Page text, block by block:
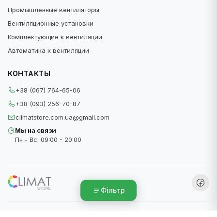
Также бытовые вентиляторы используют в
жару. В отличие от кондиционера, они не
около вентилятора прохладно.
Виды бытовых вентиляторов
На современном рынке существует большое
количество разных моделей бытовых
вентиляционных систем. Они отличаются
работы бытовые вентиляторы разделяют на
осевые и центробежные:
Промышленные вентиляторы
Вентиляционные установки
Комплектующие к вентиляции
Автоматика к вентиляции
КОНТАКТЫ
+38 (067) 764-65-06
+38 (093) 256-70-87
climatstore.com.ua@gmail.com
Мы на связи
Пн - Вс: 09:00 - 20:00